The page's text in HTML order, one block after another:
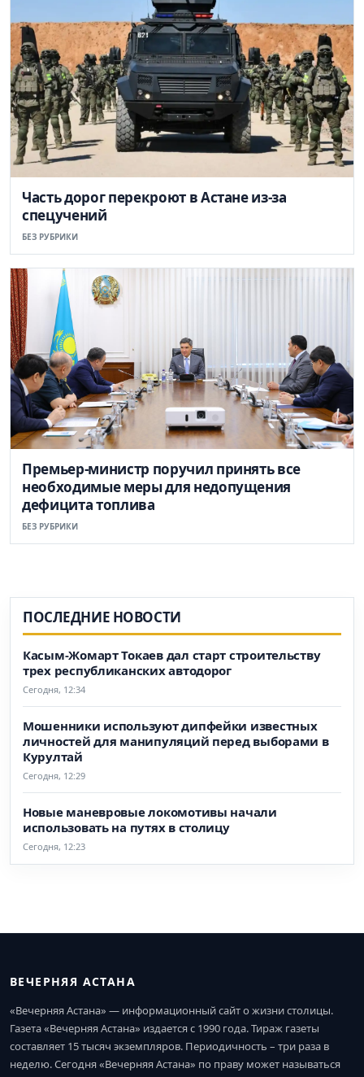
Часть дорог перекроют в Астане из-за
спецучений
БЕЗ РУБРИКИ
Премьер-министр поручил принять все
необходимые меры для недопущения
дефицита топлива
БЕЗ РУБРИКИ
ПОСЛЕДНИЕ НОВОСТИ
Касым-Жомарт Токаев дал старт строительству
трех республиканских автодорог
Сегодня, 12:34
Мошенники используют дипфейки известных
личностей для манипуляций перед выборами в
Курултай
Сегодня, 12:29
Новые маневровые локомотивы начали
использовать на путях в столицу
Сегодня, 12:23
ВЕЧЕРНЯЯ АСТАНА
«Вечерняя Астана» — информационный сайт о жизни столицы.
Газета «Вечерняя Астана» издается с 1990 года. Тираж газеты
составляет 15 тысяч экземпляров. Периодичность – три раза в
неделю. Сегодня «Вечерняя Астана» по праву может называться